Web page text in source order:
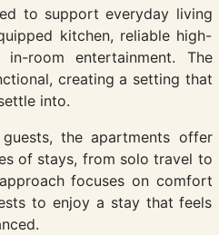
to support everyday living
kitchen, reliable high-
room entertainment. The
creating a setting that
into.
the apartments offer
of stays, from solo travel to
focuses on comfort
to enjoy a stay that feels